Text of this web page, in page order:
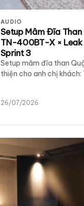
AUDIO
Setup Mâm Đĩa Than
TN-400BT-X × Leak
Sprint 3
Setup mâm đĩa than
thiện cho anh chị khách:
dùng.
26/07/2026